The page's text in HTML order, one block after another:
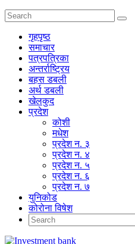
गृहपृष्‍ठ
समाचार
पत्रपत्रिका
अन्तर्राष्ट्रिय
बहस डबली
अर्थ डबली
खेलकुद
प्रदेश
कोशी
मधेश
प्रदेश न. ३
प्रदेश न. ४
प्रदेश न. ५
प्रदेश न. ६
प्रदेश न. ७
युनिकोड
कोरोना विषेश